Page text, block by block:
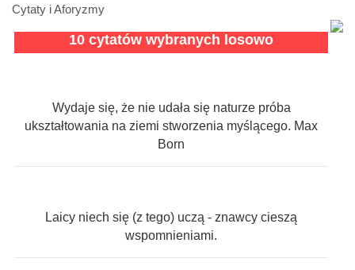
Cytaty i Aforyzmy
10 cytatów wybranych losowo
Wydaje się, że nie udała się naturze próba
ukształtowania na ziemi stworzenia myślącego. Max
Born
Laicy niech się (z tego) uczą - znawcy cieszą
wspomnieniami.